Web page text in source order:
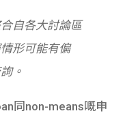
自各大討論區
形可能有偏
。
同non-means嘅申